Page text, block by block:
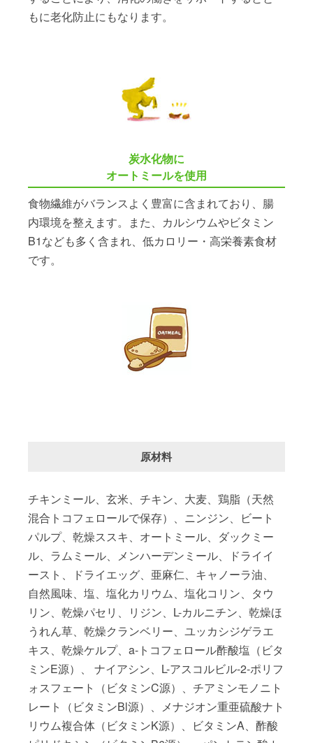
もに老化防止にもなります。
炭水化物に
オートミールを使用
食物繊維がバランスよく豊富に含まれており、腸
内環境を整えます。また、カルシウムやビタミン
B1なども多く含まれ、低カロリー・高栄養素食材
です。
原材料
チキンミール、玄米、チキン、大麦、鶏脂（天然
混合トコフェロールで保存）、ニンジン、ビート
パルプ、乾燥ススキ、オートミール、ダックミー
ル、ラムミール、メンハーデンミール、ドライイ
ースト、ドライエッグ、亜麻仁、キャノーラ油、
自然風味、塩、塩化カリウム、塩化コリン、タウ
リン、乾燥パセリ、リジン、L-カルニチン、乾燥ほ
うれん草、乾燥クランベリー、ユッカシジゲラエ
キス、乾燥ケルプ、a-トコフェロール酢酸塩（ビタ
ミンE源）、 ナイアシン、L-アスコルビル-2-ポリフ
ォスフェート（ビタミンC源）、チアミンモノニト
レート（ビタミンBl源）、メナジオン重亜硫酸ナト
リウム複合体（ビタミンK源）、ビタミンA、酢酸